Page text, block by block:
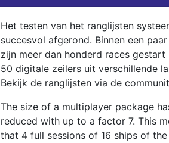
Het testen van het ranglijsten
succesvol afgerond. Binnen een
zijn meer dan honderd races gestart
50 digitale zeilers uit verschillende
Bekijk de ranglijsten via de
The size of a multiplayer package
reduced with up to a factor 7. This
that 4 full sessions of 16 ships of